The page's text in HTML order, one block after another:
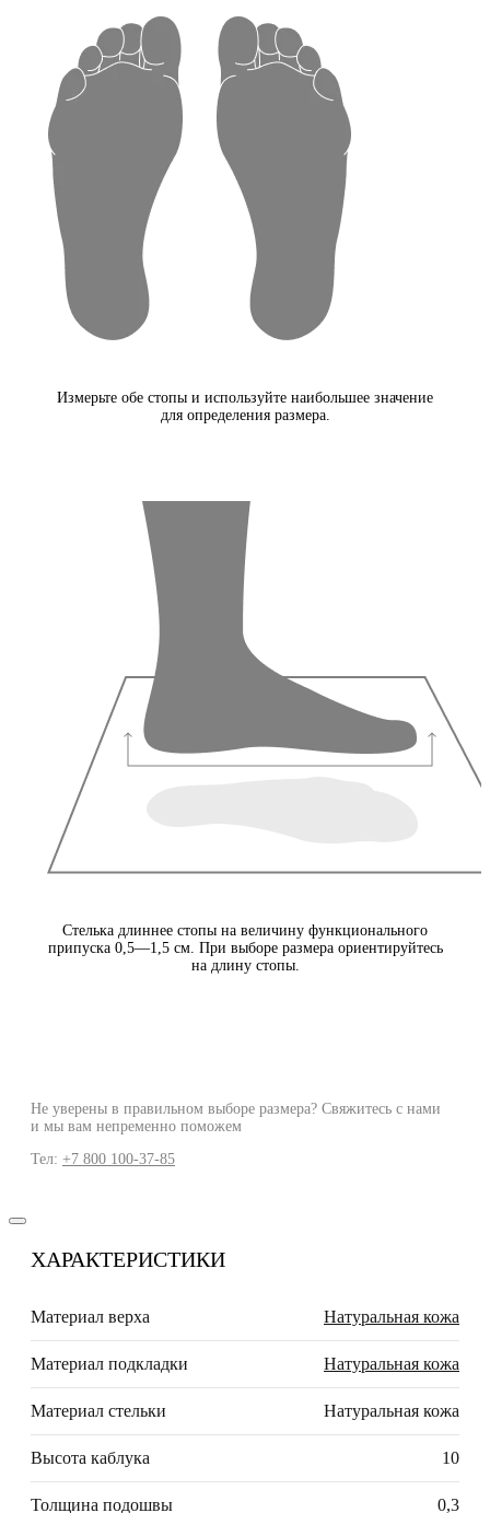
Измерьте обе стопы и используйте наибольшее значение
для определения размера.
Стелька длиннее стопы на величину функционального
припуска 0,5—1,5 см. При выборе размера ориентируйтесь
на длину стопы.
Не уверены в правильном выборе размера? Свяжитесь с нами
и мы вам непременно поможем
Тел: +7 800 100-37-85
ХАРАКТЕРИСТИКИ
Материал верха Натуральная кожа
Материал подкладки Натуральная кожа
Материал стельки Натуральная кожа
Высота каблука 10
Толщина подошвы 0,3